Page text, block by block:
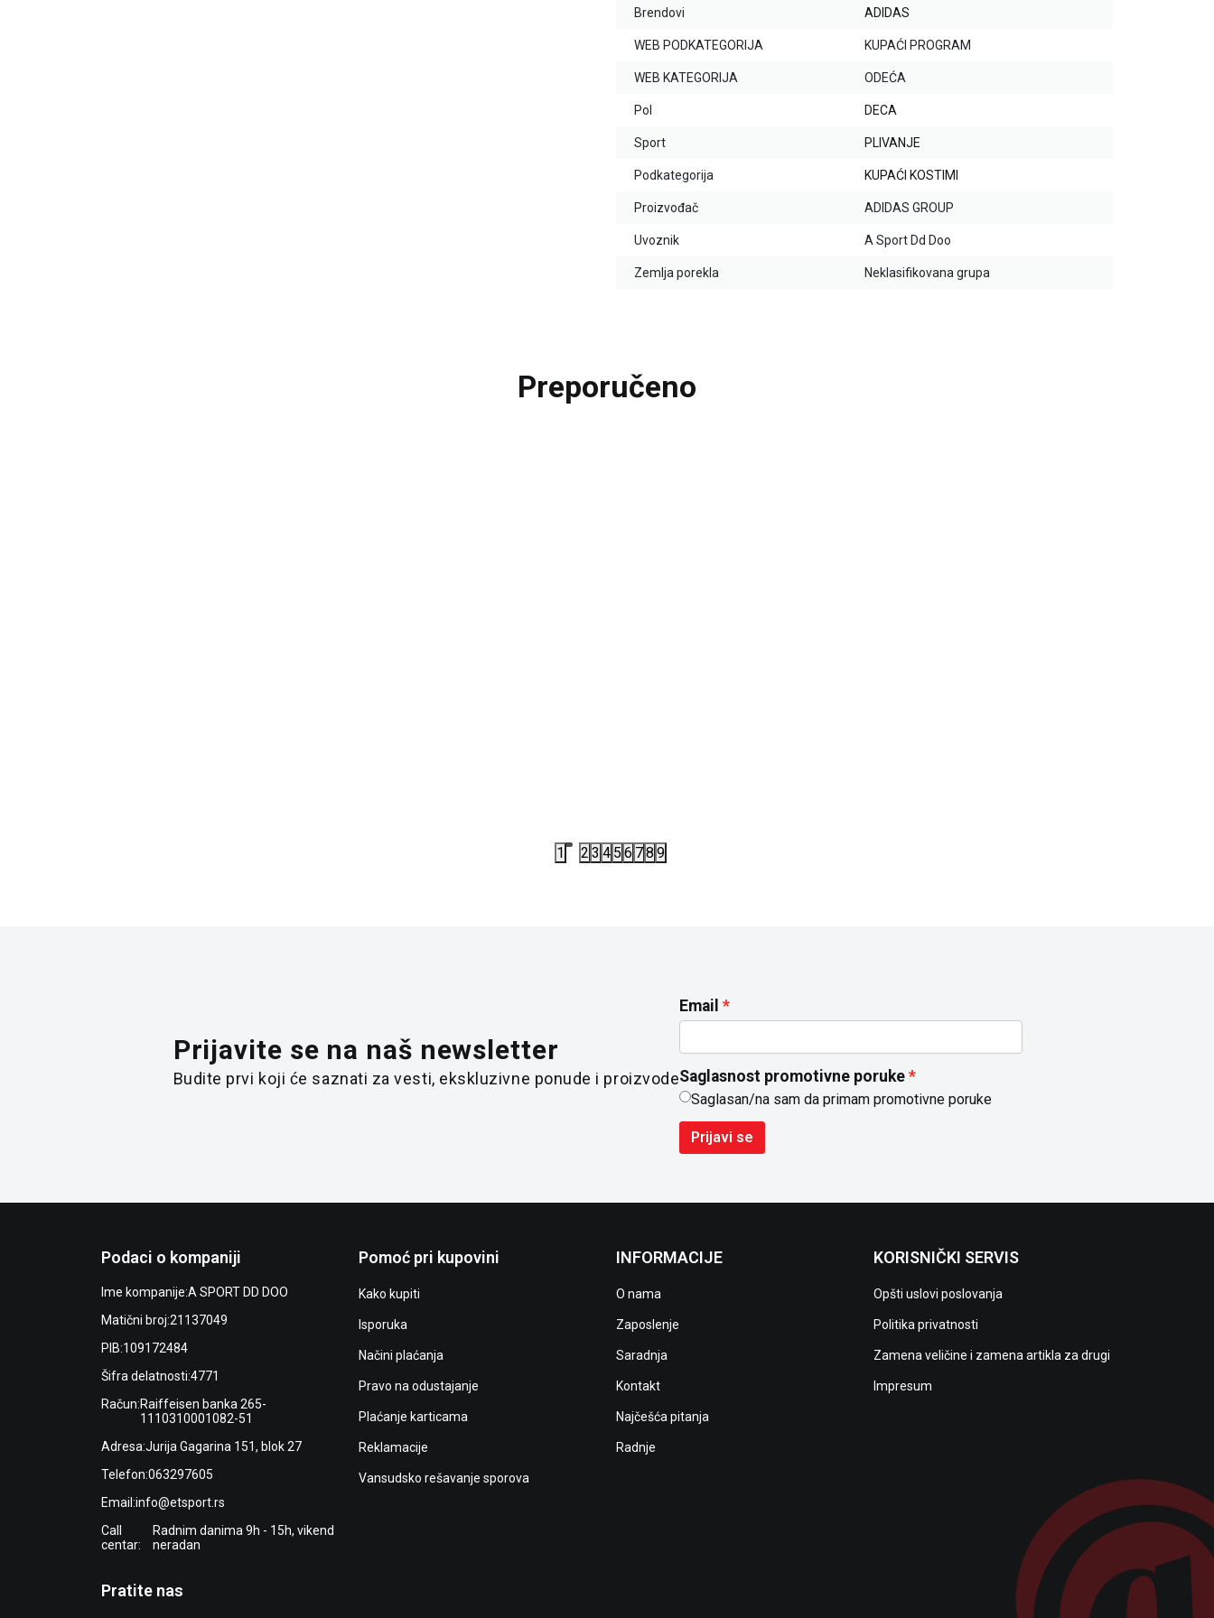
Brendovi ADIDAS
WEB PODKATEGORIJA KUPAĆI PROGRAM
WEB KATEGORIJA ODEĆA
Pol DECA
Sport PLIVANJE
Podkategorija KUPAĆI KOSTIMI
Proizvođač ADIDAS GROUP
Uvoznik A Sport Dd Doo
Zemlja porekla Neklasifikovana grupa
Preporučeno
1 2 3 4 5 6 78 9
Prijavite se na naš newsletter
Budite prvi koji će saznati za vesti, ekskluzivne ponude i proizvode
Email
Saglasnost promotivne poruke
Saglasan/na sam da primam promotivne poruke
Prijavi se
Podaci o kompaniji
Ime kompanije:A SPORT DD DOO
Matični broj:21137049
PIB:109172484
Šifra delatnosti:4771
Račun:Raiffeisen banka 265-
1110310001082-51
Adresa:Jurija Gagarina 151, blok 27
Telefon:063297605
Email:info@etsport.rs
Call
centar:
Radnim danima 9h - 15h, vikend
neradan
Pomoć pri kupovini
Kako kupiti
Isporuka
Načini plaćanja
Pravo na odustajanje
Plaćanje karticama
Reklamacije
Vansudsko rešavanje sporova
INFORMACIJE
O nama
Zaposlenje
Saradnja
Kontakt
Najčešća pitanja
Radnje
KORISNIČKI SERVIS
Opšti uslovi poslovanja
Politika privatnosti
Zamena veličine i zamena artikla za drugi
Impresum
Pratite nas